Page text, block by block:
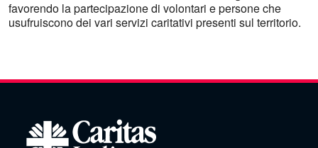
favorendo la partecipazione di volontari e persone che
usufruiscono dei vari servizi caritativi presenti sul territorio.